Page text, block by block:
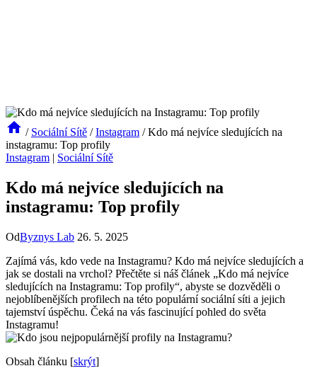
/ Sociální Sítě / Instagram / Kdo má nejvíce sledujících na
instagramu: Top profily
Instagram | Sociální Sítě
Kdo má nejvíce sledujících na
instagramu: Top profily
OdByznys Lab 26. 5. 2025
Zajímá vás, kdo vede na Instagramu? Kdo má nejvíce sledujících a
jak se dostali na vrchol? Přečtěte si náš článek „Kdo má nejvíce
sledujících na Instagramu: Top profily“, abyste se dozvěděli o
nejoblíbenějších profilech na této populární sociální síti a jejich
tajemství úspěchu. Čeká na vás fascinující pohled do světa
Instagramu!
Obsah článku [skrýt]